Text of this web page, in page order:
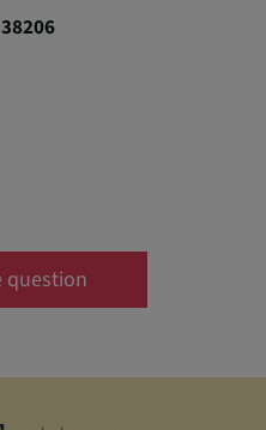
38206
question